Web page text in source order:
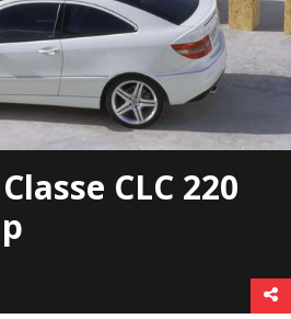
CLC 220